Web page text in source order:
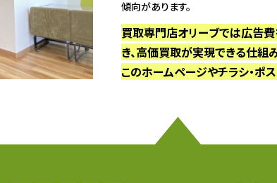
傾向があります。
買取専門店オリーブでは広告
き、高価買取が実現できる仕組
このホームページやチラシ・ポ